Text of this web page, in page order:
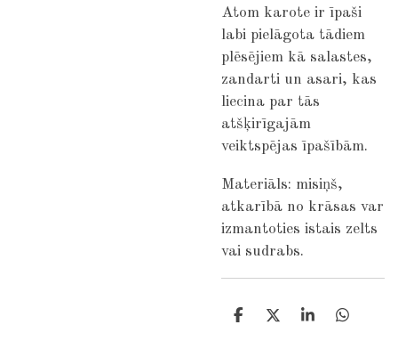
Atom karote ir īpaši
labi pielāgota tādiem
plēsējiem kā salastes,
zandarti un asari, kas
liecina par tās
atšķirīgajām
veiktspējas īpašībām.
Materiāls: misiņš,
atkarībā no krāsas var
izmantoties istais zelts
vai sudrabs.
S
S
S
S